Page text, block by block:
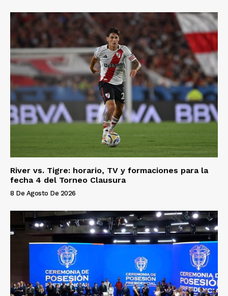
River vs. Tigre: horario, TV y formaciones para la
fecha 4 del Torneo Clausura
8 De Agosto De 2026